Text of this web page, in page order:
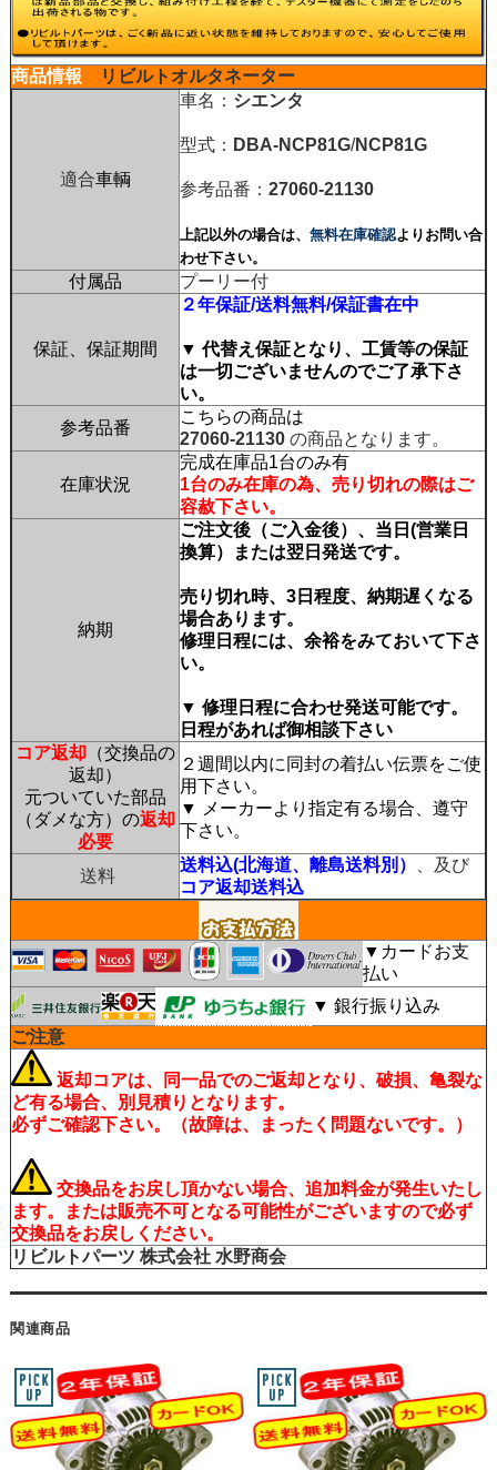
商品情報 リビルトオルタネーター
適合車輌
車名： シエンタ
型式： DBA-NCP81G/NCP81G
参考品番： 27060-21130
上記以外の場合は、 無料在庫確認よりお問い合
わせ下さい。
付属品 プーリー付
保証、保証期間
２年保証/送料無料/保証書在中
▼ 代替え保証となり、工賃等の保証
は一切ございませんのでご了承下さ
い。
参考品番
こちらの商品は
27060-21130の商品となります。
在庫状況
完成在庫品1台のみ有
1台のみ在庫の為、売り切れの際はご
容赦下さい。
納期
ご注文後（ご入金後）、当日(営業日
換算）または翌日発送です。
売り切れ時、3日程度、納期遅くなる
場合あります。
修理日程には、余裕をみておいて下さ
い。
▼ 修理日程に合わせ発送可能です。
日程があれば御相談下さい
コア返却（交換品の
返却）
元ついていた部品
（ダメな方）の返却
必要
２週間以内に同封の着払い伝票をご使
用下さい。
▼ メーカーより指定有る場合、遵守
下さい。
送料
送料込(北海道、離島送料別）
、及び
コア返却送料込
▼カードお支
払い
▼ 銀行振り込み
ご注意
返却コアは、同一品でのご返却となり、破損、亀裂な
ど有る場合、別見積りとなります。
必ずご確認下さい。（故障は、まったく問題ないです。）
交換品をお戻し頂かない場合、追加料金が発生いたし
ます。または販売不可となる可能性がございますので必ず
交換品をお戻しください。
リビルトパーツ 株式会社 水野商会
関連商品